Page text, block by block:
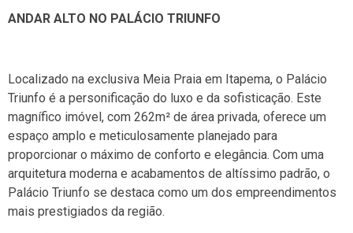
ANDAR ALTO NO PALÁCIO TRIUNFO
Localizado na exclusiva Meia Praia em Itapema, o Palácio
Triunfo é a personificação do luxo e da sofisticação. Este
magnífico imóvel, com 262m² de área privada, oferece um
espaço amplo e meticulosamente planejado para
proporcionar o máximo de conforto e elegância. Com uma
arquitetura moderna e acabamentos de altíssimo padrão, o
Palácio Triunfo se destaca como um dos empreendimentos
mais prestigiados da região.